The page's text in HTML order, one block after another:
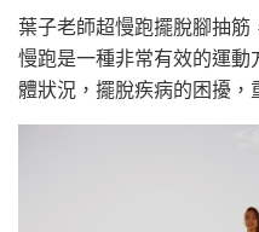
葉子老師超慢跑擺脫腳抽
慢跑是一種非常有效的運
體狀況，擺脫疾病的困擾，